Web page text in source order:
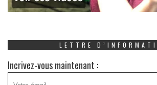
LETTRE
Incrivez-vous maintenant :